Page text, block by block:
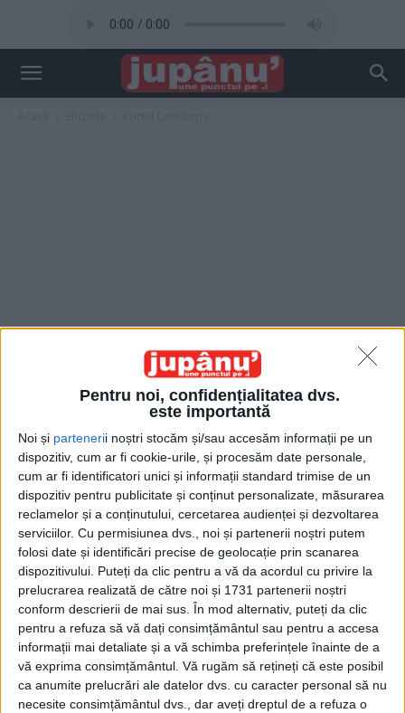
Pentru noi, confidențialitatea dvs.
este importantă
Noi și partenerii noștri stocăm și/sau accesăm informații pe un
dispozitiv, cum ar fi cookie-urile, și procesăm date personale,
cum ar fi identificatori unici și informații standard trimise de un
dispozitiv pentru publicitate și conținut personalizate, măsurarea
reclamelor și a conținutului, cercetarea audienței și dezvoltarea
serviciilor. Cu permisiunea dvs., noi și partenerii noștri putem
folosi date și identificări precise de geolocație prin scanarea
dispozitivului. Puteți da clic pentru a vă da acordul cu privire la
prelucrarea realizată de către noi și 1731 partenerii noștri
conform descrierii de mai sus. În mod alternativ, puteți da clic
pentru a refuza să vă dați consimțământul sau pentru a accesa
informații mai detaliate și a vă schimba preferințele înainte de a
vă exprima consimțământul. Vă rugăm să rețineți că este posibil
ca anumite prelucrări ale datelor dvs. cu caracter personal să nu
necesite consimțământul dvs., dar aveți dreptul de a refuza o
Etichetă: Portul Constanța